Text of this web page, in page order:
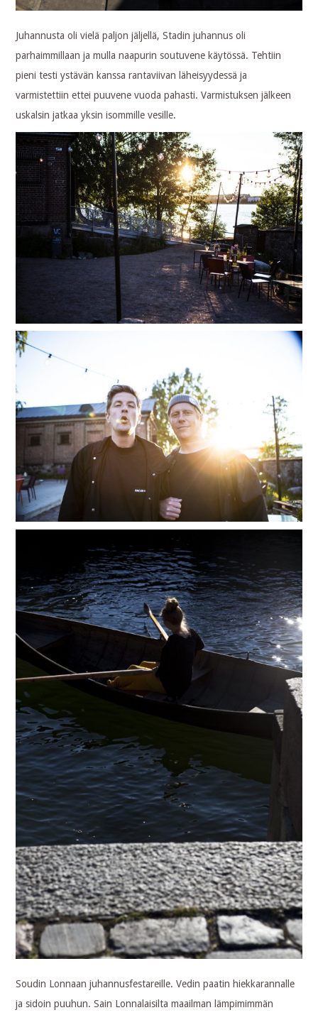
Juhannusta oli vielä paljon jäljellä, Stadin juhannus oli
parhaimmillaan ja mulla naapurin soutuvene käytössä. Tehtiin
pieni testi ystävän kanssa rantaviivan läheisyydessä ja
varmistettiin ettei puuvene vuoda pahasti. Varmistuksen jälkeen
uskalsin jatkaa yksin isommille vesille.
Soudin Lonnaan juhannusfestareille. Vedin paatin hiekkarannalle
ja sidoin puuhun. Sain Lonnalaisilta maailman lämpimimmän